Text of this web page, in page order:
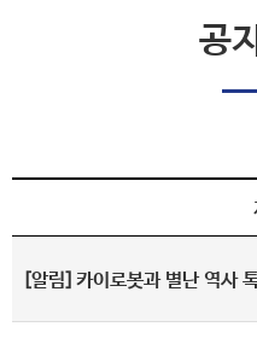
공
[알림]카이로봇과 별난 역사